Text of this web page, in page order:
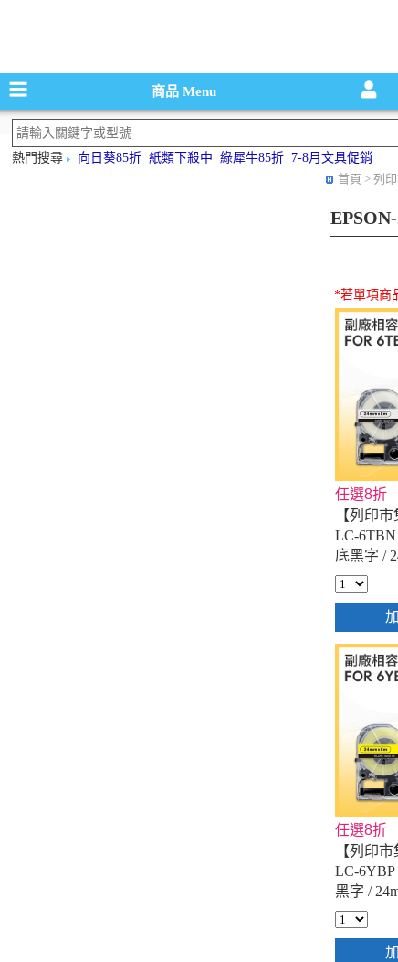
碳粉
商品Menu
熱門搜尋 向日葵85折 紙類下殺中 綠犀牛85折 7-8月文具促銷
首頁 > 列
*若單項商
任選8折
【列印
LC-
底黑字 /
籤帶
任選8折
【列印
LC-
黑字 /
帶